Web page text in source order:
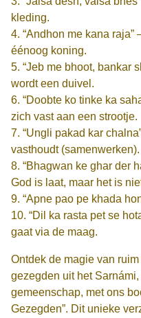
kleding.
4. “Andhon me kana
éénoog koning.
5. “Jeb me bhoot, bankar
wordt een duivel.
6. “Doobte ko tinke ka
zich vast aan een strootje.
7. “Ungli pakad kar
vasthoudt (samenwerken).
8. “Bhagwan ke ghar der
God is laat, maar het is
9. “Apne pao pe khada
10. “Dil ka rasta pet se
gaat via de maag.
Ontdek de magie van
gezegden uit het
gemeenschap, met ons
Gezegden”. Dit unieke